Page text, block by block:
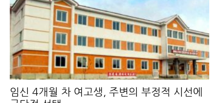
임신 4개월 차 여고생, 주변의 부정적 시선에